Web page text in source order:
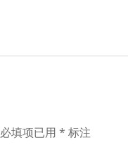
必填项已用 * 标注